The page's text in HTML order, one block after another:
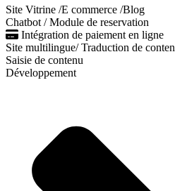
Site Vitrine /E commerce /Blog
Chatbot / Module de reservation
Intégration de paiement en ligne
Site multilingue/ Traduction de
Saisie de contenu
Développement